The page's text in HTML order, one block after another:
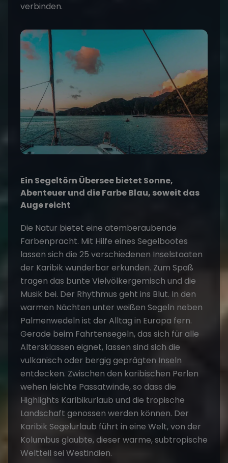
verbinden.
Ein Segeltörn Übersee bietet Sonne,
Abenteuer und die Farbe Blau, soweit das
Auge reicht
Die Natur bietet eine atemberaubende
Farbenpracht. Mit Hilfe eines Segelbootes
lassen sich die 25 verschiedenen Inselstaaten
der Karibik wunderbar erkunden. Zum Spaß
tragen das bunte Vielvölkergemisch und die
Musik bei. Der Rhythmus geht ins Blut. In den
warmen Nächten unter weißen Segeln neben
Palmenwedeln ist der Alltag in Europa fern.
Gerade beim Fahrtensegeln, das sich für alle
Altersklassen eignet, lassen sind sich die
vulkanisch oder bergig geprägten Inseln
entdecken. Zwischen den karibischen Perlen
wehen leichte Passatwinde, so dass die
Highlights Karibikurlaub und die tropische
Landschaft genossen werden können. Der
Karibik Segelurlaub führt in eine Welt, von der
Kolumbus glaubte, dieser warme, subtropische
Weltteil sei Westindien.